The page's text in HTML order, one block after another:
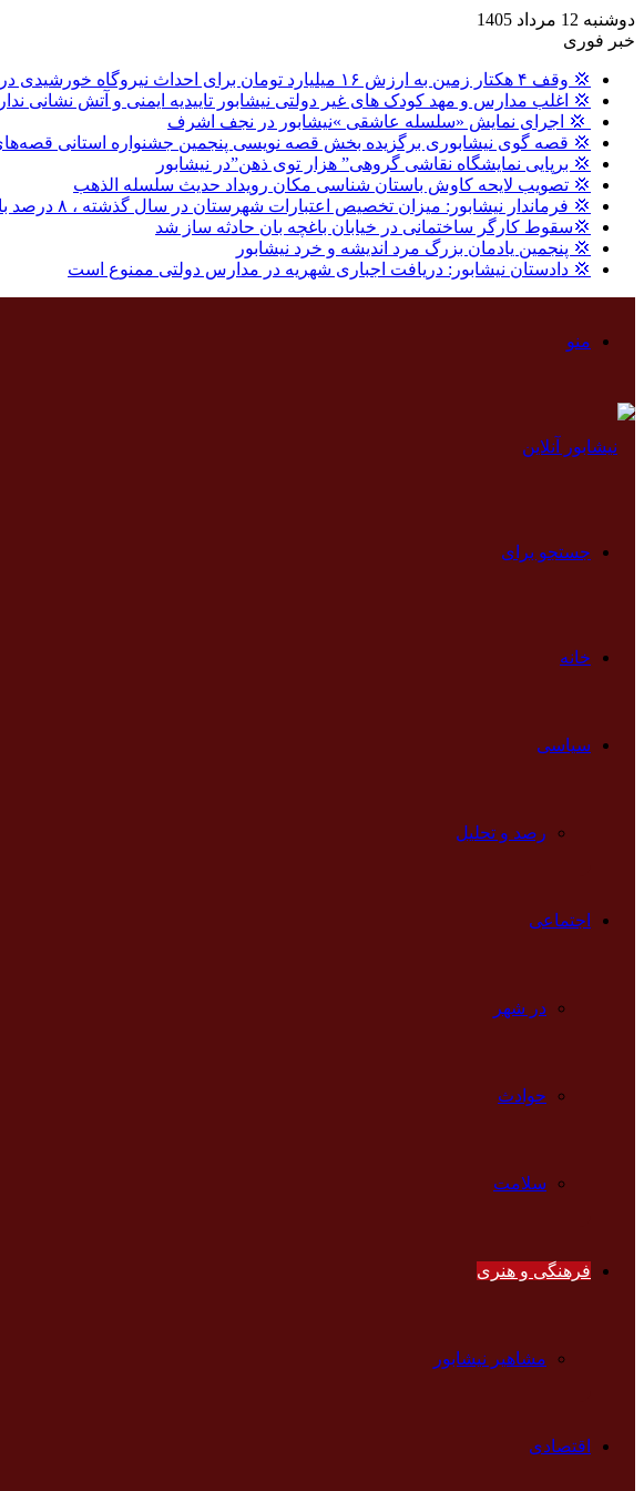
دوشنبه 12 مرداد 1405
خبر فوری
💢 وقف ۴ هکتار زمین به ارزش ۱۶ میلیارد تومان برای احداث نیروگاه خورشیدی در نیشابور
💢 اغلب مدارس و مهد کودک های غیر دولتی نیشابور تاییدیه ایمنی و آتش نشانی
‍ 💢 اجرای نمایش «سلسله عاشقی »نیشابور در نجف اشرف
💢 قصه گوی نیشابوری برگزیده بخش قصه نویسی پنجمین جشنواره استانی
💢 برپایی نمایشگاه نقاشی گروهی” هزار توی ذهن”در نیشابور
💢 تصویب لایحه کاوش باستان شناسی مکان رویداد حدیث سلسله الذهب
💢 فرماندار نیشابور: میزان تخصیص اعتبارات شهرستان در سال گذشته ، ۸ درصد بالاتر از میانگین استانی بود
💢سقوط کارگر ساختمانی در خیابان باغچه بان حادثه ساز شد
💢 پنجمین یادمان بزرگ مرد اندیشه و خرد نیشابور
💢 دادستان نیشابور: دریافت اجباری شهریه در مدارس دولتی ممنوع است
منو
جستجو برای
خانه
سیاسی
رصد و تحلیل
اجتماعی
در شهر
حوادث
سلامت
فرهنگی و هنری
مشاهیر نیشابور
اقتصادی